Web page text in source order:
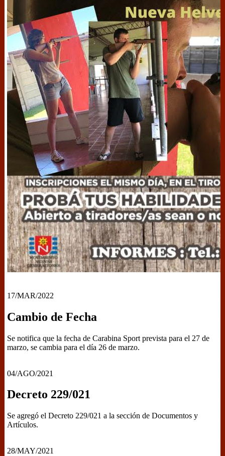
17/MAR/2022
Cambio de Fecha
Se notifica que la fecha de Carabina Sport prevista para el 27 de
marzo, se cambia para el día 26 de marzo.
04/AGO/2021
Decreto 229/021
Se agregó el Decreto 229/021 a la sección de Documentos y
Artículos.
28/MAY/2021